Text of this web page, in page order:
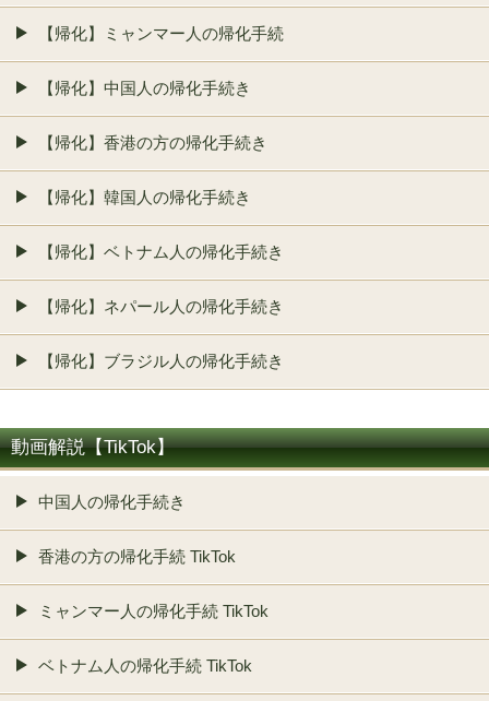
【帰化】ミャンマー人の帰化手続
【帰化】中国人の帰化手続き
【帰化】香港の方の帰化手続き
【帰化】韓国人の帰化手続き
【帰化】ベトナム人の帰化手続き
【帰化】ネパール人の帰化手続き
【帰化】ブラジル人の帰化手続き
動画解説【TikTok】
中国人の帰化手続き
香港の方の帰化手続 TikTok
ミャンマー人の帰化手続 TikTok
ベトナム人の帰化手続 TikTok